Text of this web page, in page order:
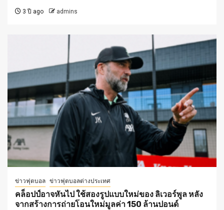
3 ปี ago admins
ข่าวฟุตบอล ข่าวฟุตบอลต่างประเทศ
คล็อปป์อาจหันไป ใช้สองรูปแบบใหม่ของ ลิเวอร์พูล หลัง
จากสร้างการถ่ายโอนใหม่มูลค่า 150 ล้านปอนด์